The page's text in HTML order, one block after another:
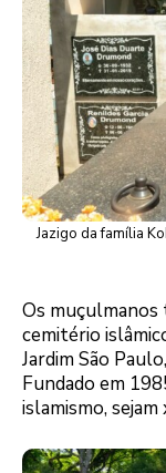
Jazigo da família
Os muçulmanos
cemitério
Jardim São
Fundado em
islamismo,